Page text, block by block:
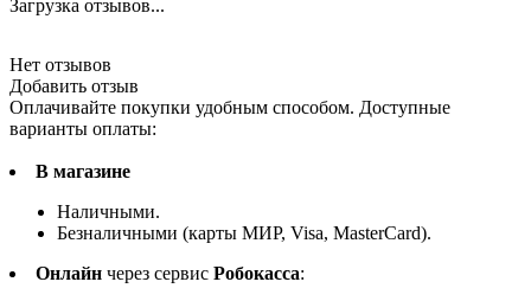
Загрузка отзывов...
Нет отзывов
Добавить отзыв
Оплачивайте покупки удобным способом. Доступные
варианты оплаты:
В магазине
Наличными.
Безналичными (карты МИР, Visa, MasterCard).
Онлайн через сервис Робокасса: